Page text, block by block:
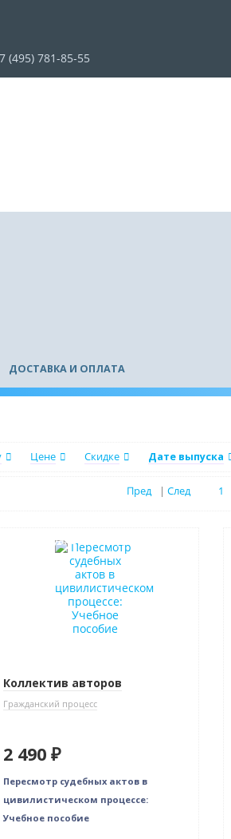
(495) 781-85-55
ДОСТАВКА И ОПЛАТА
Цене Скидке Дате выпуска
Пред | След 1
Индивидуальный подход
Коллектив авторов
Гражданский процесс
2 490 ₽
Пересмотр судебных актов в
цивилистическом процессе:
Учебное пособие